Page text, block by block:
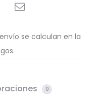
se calculan en la
0